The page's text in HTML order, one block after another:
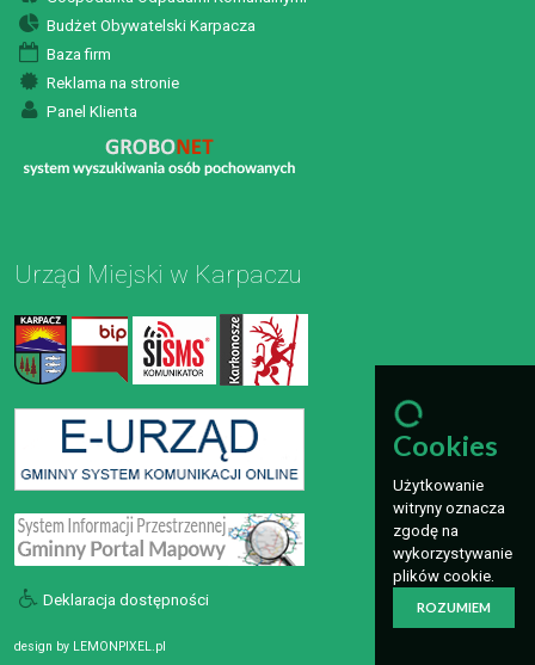
Budżet Obywatelski Karpacza
Baza firm
Reklama na stronie
Panel Klienta
Urząd Miejski w Karpaczu
Deklaracja dostępności
design by LEMONPIXEL.pl
Cookies
Użytkowanie
witryny oznacza
zgodę na
wykorzystywanie
plików cookie.
ROZUMIEM